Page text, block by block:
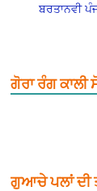
ਬਰਤਾਨਵੀ
ਗੋਰਾ ਰੰਗ
ਗੁਆਚੇ ਪਲਾਂ ਦੀ